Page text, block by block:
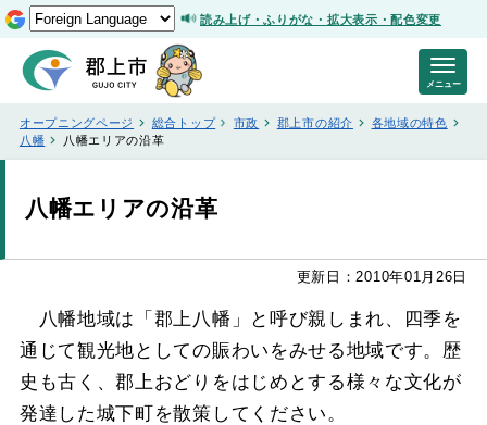
読み上げ・ふりがな・拡大表示・配色変更
オープニングページ 総合トップ 市政 郡上市の紹介
各地域の特色
八幡
八幡エリアの沿革
八幡エリアの沿革
更新日：2010年01月26日
八幡地域は「郡上八幡」と呼び親しまれ、四季を
通じて観光地としての賑わいをみせる地域です。歴
史も古く、郡上おどりをはじめとする様々な文化が
発達した城下町を散策してください。
メニュー